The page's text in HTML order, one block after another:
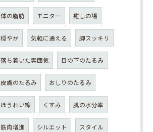
体の脂肪 モニター 癒しの場
穏やか 気軽に通える 脚スッキリ
落ち着いた雰囲気 目の下のたるみ
皮膚のたるみ おしりのたるみ
ほうれい線 くすみ 肌の水分率
筋肉増進 シルエット スタイル